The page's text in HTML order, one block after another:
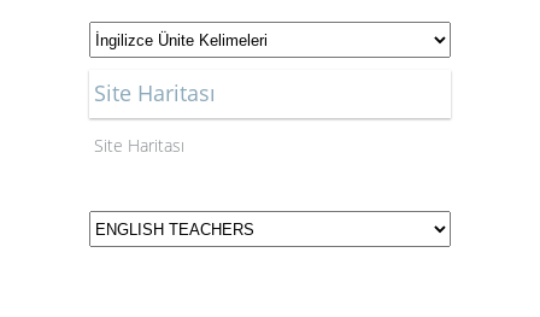
Site Haritası
Site Haritası